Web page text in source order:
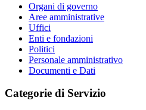
Organi di governo
Aree amministrative
Uffici
Enti e fondazioni
Politici
Personale amministrativo
Documenti e Dati
Categorie di Servizio